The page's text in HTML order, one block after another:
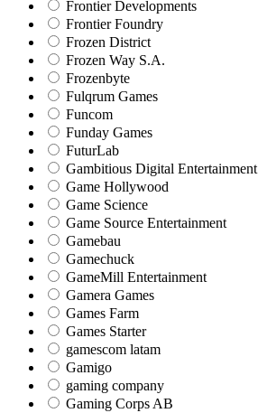
Frontier Developments
Frontier Foundry
Frozen District
Frozen Way S.A.
Frozenbyte
Fulqrum Games
Funcom
Funday Games
FuturLab
Gambitious Digital Entertainment
Game Hollywood
Game Science
Game Source Entertainment
Gamebau
Gamechuck
GameMill Entertainment
Gamera Games
Games Farm
Games Starter
gamescom latam
Gamigo
gaming company
Gaming Corps AB